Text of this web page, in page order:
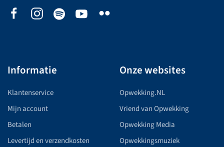
Informatie
Klantenservice
Mijn account
Betalen
Levertijd en verzendkosten
Onze websites
Opwekking.NL
Vriend van Opwekking
Opwekking Media
Opwekkingsmuziek